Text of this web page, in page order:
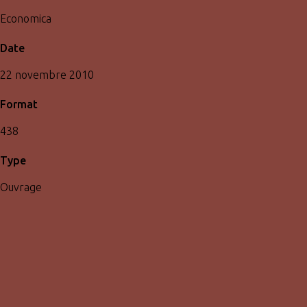
Economica
Date
22 novembre 2010
Format
438
Type
Ouvrage